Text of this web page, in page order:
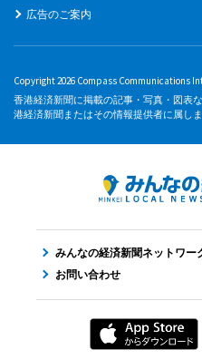
広告のご案内
Copyright 2026 Compass Communications
香港経済新聞に掲載の記事・写真・図表
港経済新聞またはその情報提供者に属しま
みんなの経済新聞ネットワー
お問い合わせ